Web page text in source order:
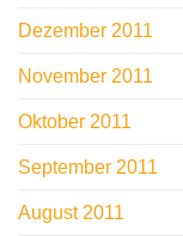
Dezember 2011
November 2011
Oktober 2011
September 2011
August 2011